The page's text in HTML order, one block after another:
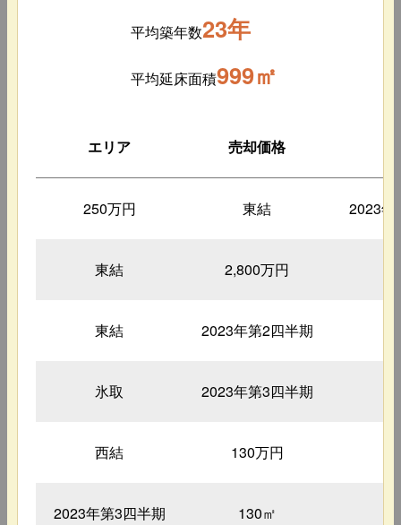
平均築年数23年
平均延床面積999㎡
エリア 売却価格
250万円 東結 2023年
東結 2,800万円
東結 2023年第2四半期
氷取 2023年第3四半期
西結 130万円
2023年第3四半期 130㎡